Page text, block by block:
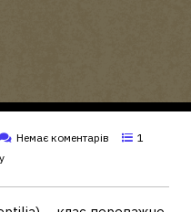
Немає коментарів
1